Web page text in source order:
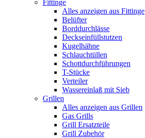
Fittinge
Alles anzeigen aus Fittinge
Belüfter
Borddurchlässe
Deckseinfüllstutzen
Kugelhähne
Schlauchtüllen
Schottdurchführungen
T-Stücke
Verteiler
Wassereinlaß mit Sieb
Grillen
Alles anzeigen aus Grillen
Gas Grills
Grill Ersatzteile
Grill Zubehör